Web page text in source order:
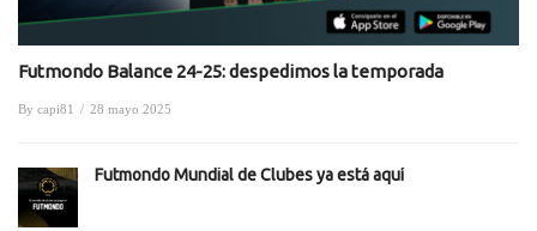
Futmondo Balance 24-25: despedimos la temporada
By capi81 / 28 mayo 2025
Futmondo Mundial de Clubes ya está aquí